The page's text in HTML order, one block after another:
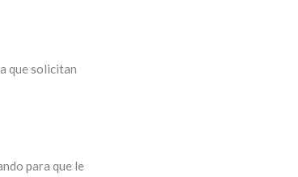
que solicitan
para que le